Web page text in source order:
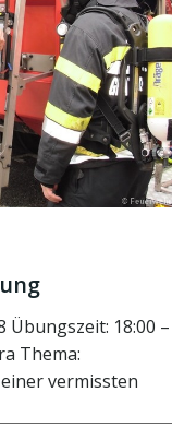
Übungszeit: 18:00 –
Thema:
vermissten